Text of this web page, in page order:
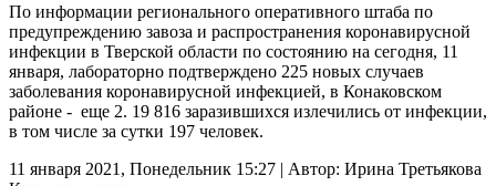
По информации регионального оперативного штаба по
предупреждению завоза и распространения коронавирусной
инфекции в Тверской области по состоянию на сегодня, 11
января, лабораторно подтверждено 225 новых случаев
заболевания коронавирусной инфекцией, в Конаковском
районе - еще 2. 19 816 заразившихся излечились от инфекции,
в том числе за сутки 197 человек.
11 января 2021, Понедельник 15:27 | Автор: Ирина Третьякова